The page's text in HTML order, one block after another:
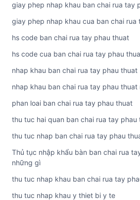
giay phep nhap khau ban chai rua tay
giay phep nhap khau cua ban chai rua
hs code ban chai rua tay phau thuat
hs code cua ban chai rua tay phau
nhap khau ban chai rua tay phau thuat
nhap khau ban chai rua tay phau thuat
phan loai ban chai rua tay phau thuat
thu tuc hai quan ban chai rua tay phau
thu tuc nhap ban chai rua tay phau
Thủ tục nhập khẩu bàn ban chai rua
những gì
thu tuc nhap khau ban chai rua tay
thu tuc nhap khau y thiet bi y te